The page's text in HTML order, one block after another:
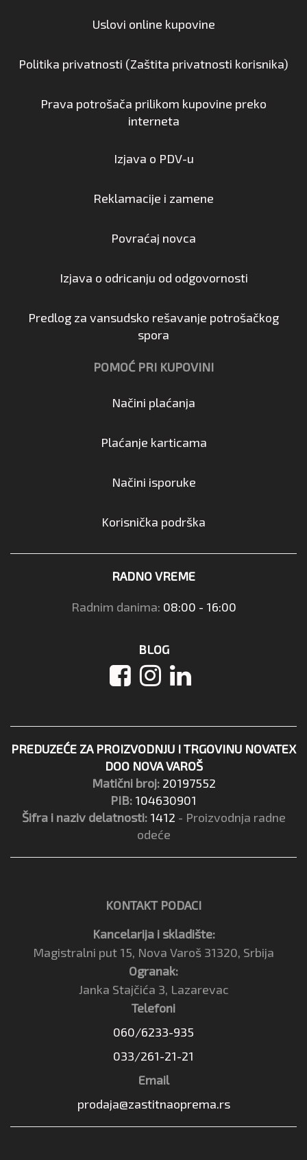
Uslovi online kupovine
Politika privatnosti (Zaštita privatnosti korisnika)
Prava potrošača prilikom kupovine preko
interneta
Izjava o PDV-u
Reklamacije i zamene
Povraćaj novca
Izjava o odricanju od odgovornosti
Predlog za vansudsko rešavanje potrošačkog
spora
POMOĆ PRI KUPOVINI
Načini plaćanja
Plaćanje karticama
Načini isporuke
Korisnička podrška
RADNO VREME
Radnim danima: 08:00 - 16:00
BLOG
PREDUZEĆE ZA PROIZVODNJU I TRGOVINU NOVATEX
DOO NOVA VAROŠ
Matični broj: 20197552
PIB: 104630901
Šifra i naziv delatnosti: 1412 - Proizvodnja radne
odeće
KONTAKT PODACI
Kancelarija i skladište:
Magistralni put 15, Nova Varoš 31320, Srbija
Ogranak:
Janka Stajčića 3, Lazarevac
Telefoni
060/6233-935
033/261-21-21
Email
prodaja@zastitnaoprema.rs